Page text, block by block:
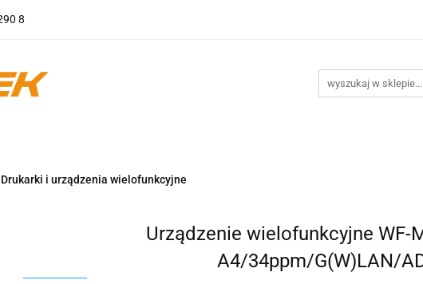
8
Drukarki i urządzenia wielofunkcyjne
Urządzenie wielofunkcyjne WF-
A4/34ppm/G(W)LAN/